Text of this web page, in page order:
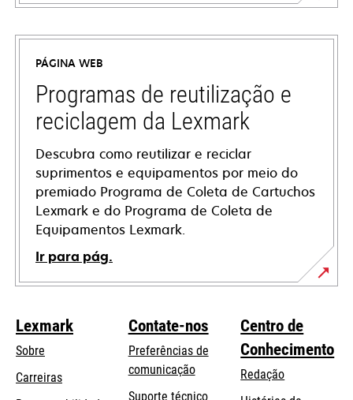
opens
in
new
tab
PÁGINA WEB
Programas de reutilização e
reciclagem da Lexmark
Descubra como reutilizar e reciclar
suprimentos e equipamentos por meio do
premiado Programa de Coleta de Cartuchos
Lexmark e do Programa de Coleta de
Equipamentos Lexmark.
Ir para pág.
Lexmark
Sobre
Carreiras
Contate-nos
Preferências de
comunicação
Suporte técnicoopens
Centro de
Conhecimento
Redação